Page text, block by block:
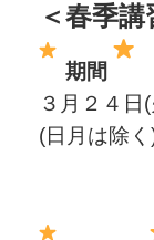
＜春季講
期間
３月２４日
(日月は除